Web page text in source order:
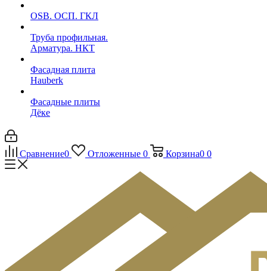
OSB. ОСП. ГКЛ
Труба профильная.
Арматура. НКТ
Фасадная плита
Hauberk
Фасадные плиты
Дёке
Сравнение0 Отложенные 0 Корзина0 0